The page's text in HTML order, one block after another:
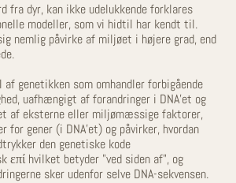
fra dyr, kan ikke udelukkende forklares
modeller, som vi hidtil har kendt til.
nemlig påvirke af miljøet i højere grad, end
af genetikken som omhandler forbigående
uafhængigt af forandringer i DNA’et og
af eksterne eller miljømæssige faktorer,
for gener (i DNA’et) og påvirker, hvordan
den genetiske kode
επί hvilket betyder "ved siden af", og
sker udenfor selve DNA-sekvensen.